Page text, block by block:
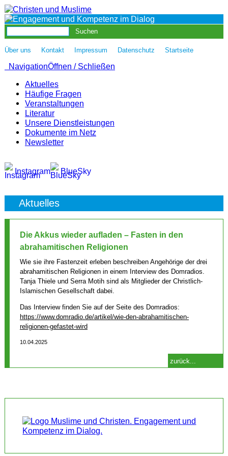
Über uns Kontakt| Impressum Datenschutz Startseite
NavigationÖffnen / Schließen
Aktuelles
Häufige Fragen
Veranstaltungen
Literatur
Unsere Dienstleistungen
Dokumente im Netz
Newsletter
Instagram BlueSky
Aktuelles
Die Akkus wieder aufladen – Fasten in den
abrahamitischen Religionen
Wie sie ihre Fastenzeit erleben beschreiben Angehörige der drei
abrahamitischen Religionen in einem Interview des Domradios.
Tanja Thiele und Serra Motih sind als Mitglieder der Christlich-
Islamischen Gesellschaft dabei.
Das Interview finden Sie auf der Seite des Domradios:
https://www.domradio.de/artikel/wie-den-abrahamitischen-
religionen-gefastet-wird
10.04.2025
zurück...